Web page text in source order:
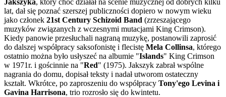
lat, dał się poznać szerszej publiczności dopiero w nowym wieku
jako członek 21st Century Schizoid Band (zrzeszającego
muzyków związanych z wczesnymi mutacjami King Crimson).
Kiedy panowie przesłuchali nagraną muzykę, postanowili zaprosić
do dalszej współpracy saksofonistę i flecistę Mela Collinsa, którego
ostatnio można było usłyszeć na albumie "Islands" King Crimson
w 1971r. i gościnnie na "Red" (1975). Jakszyk zabrał wspólne
nagrania do domu, dopisał teksty i nadał utworom ostateczny
kształt. Wkrótce, po zaproszeniu do współpracy Tony'ego Levina i
Gavina Harrisona, trio rozrosło się do kwintetu.